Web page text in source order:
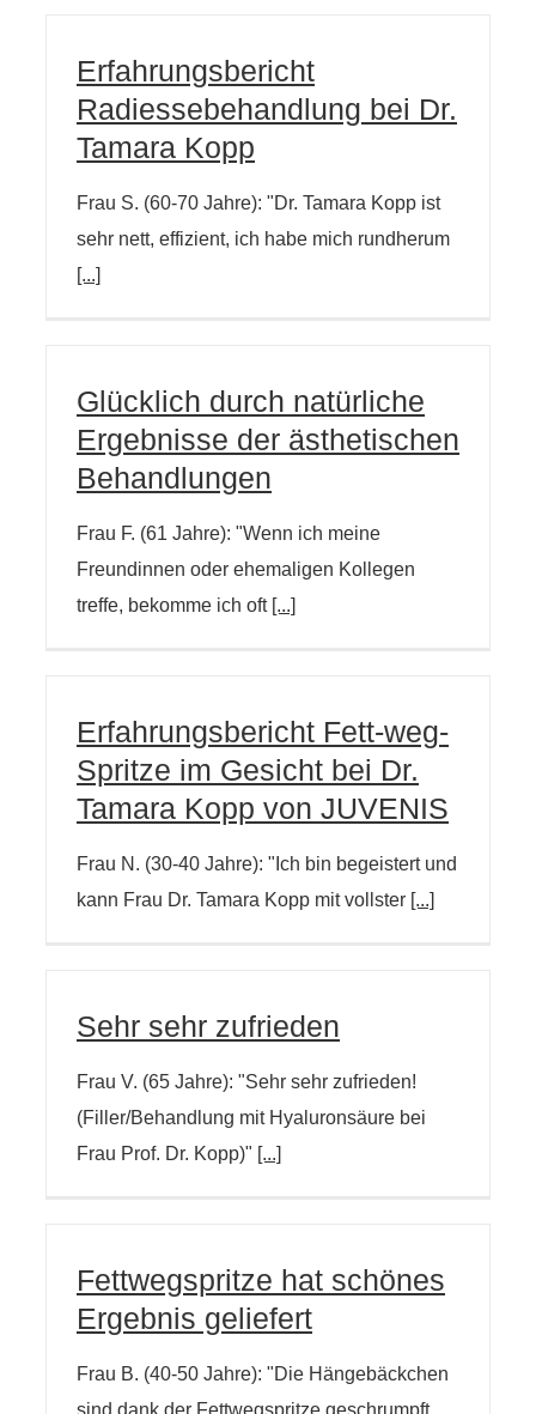
Erfahrungsbericht
Radiessebehandlung bei Dr.
Tamara Kopp
Frau S. (60-70 Jahre): "Dr. Tamara Kopp ist
sehr nett, effizient, ich habe mich rundherum
[...]
Glücklich durch natürliche
Ergebnisse der ästhetischen
Behandlungen
Frau F. (61 Jahre): "Wenn ich meine
Freundinnen oder ehemaligen Kollegen
treffe, bekomme ich oft [...]
Erfahrungsbericht Fett-weg-
Spritze im Gesicht bei Dr.
Tamara Kopp von JUVENIS
Frau N. (30-40 Jahre): "Ich bin begeistert und
kann Frau Dr. Tamara Kopp mit vollster [...]
Sehr sehr zufrieden
Frau V. (65 Jahre): "Sehr sehr zufrieden!
(Filler/Behandlung mit Hyaluronsäure bei
Frau Prof. Dr. Kopp)" [...]
Fettwegspritze hat schönes
Ergebnis geliefert
Frau B. (40-50 Jahre): "Die Hängebäckchen